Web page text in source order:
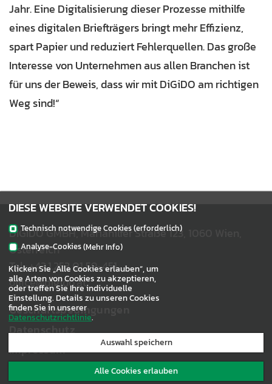
Jahr. Eine Digitalisierung dieser Prozesse mithilfe
eines digitalen Briefträgers bringt mehr Effizienz,
spart Papier und reduziert Fehlerquellen. Das große
Interesse von Unternehmen aus allen Branchen ist
für uns der Beweis, dass wir mit DiGiDO am richtigen
Weg sind!“
DIGIDO GMBH, Mariahilfer Straße 123, 1060 Wien,
Österreich
Tel.:+43.1.253 01 59-451
office@digido.at
Geschäftsbedingungen
Datenschutz
Impressum
DIESE WEBSITE VERWENDET COOKIES!
Technisch notwendige Cookies (erforderlich)
Analyse-Cookies(Mehr Info)
Diese Cookies sammeln aggregierte Informationen darüber, wie unsere Website
genutzt wird.
Klicken Sie „Alle Cookies erlauben“, um
alle Arten von Cookies zu akzeptieren,
oder treffen Sie Ihre individuelle
Einstellung. Details zu unseren Cookies
finden Sie in unserer
Datenschutzrichtlinie.
Auswahl speichern
Alle Cookies erlauben